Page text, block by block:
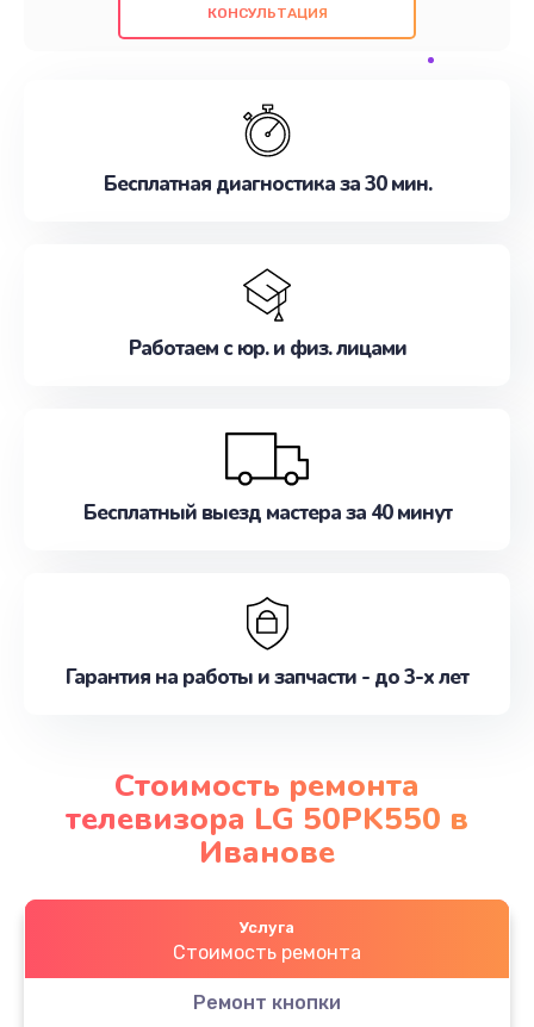
проведенных работ. Наша цель - предоставить
наилучшим образом. Не медлите записаться на
КОНСУЛЬТАЦИЯ
Бесплатная диагностика за 30 мин.
Работаем с юр. и физ. лицами
Бесплатный выезд мастера за 40 минут
Гарантия на работы и запчасти - до 3-х лет
Стоимость ремонта
телевизора LG 50PK550 в
Иванове
Услуга
Стоимость ремонта
Ремонт кнопки